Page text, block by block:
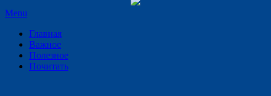
Menu
Главная
Важное
Полезное
Почитать